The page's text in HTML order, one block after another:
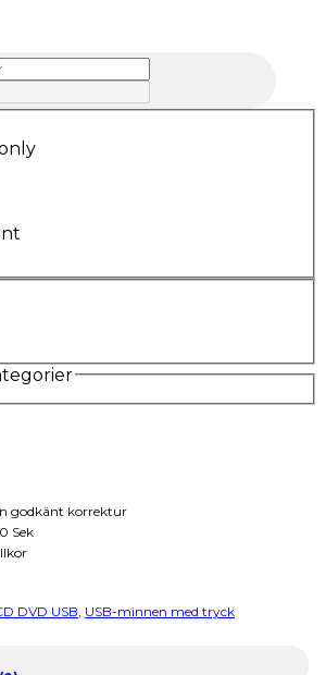
godkänt korrektur
Sek
DVD USB, USB-minnen med tryck